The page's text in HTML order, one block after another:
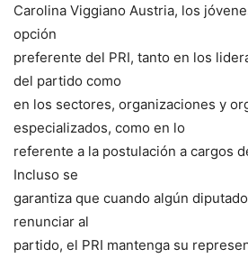
Carolina Viggiano Austria, los
opción
preferente del PRI, tanto en los
del partido como
en los sectores, organizaciones y
especializados, como en lo
referente a la postulación a cargos
Incluso se
garantiza que cuando algún
renunciar al
partido, el PRI mantenga su